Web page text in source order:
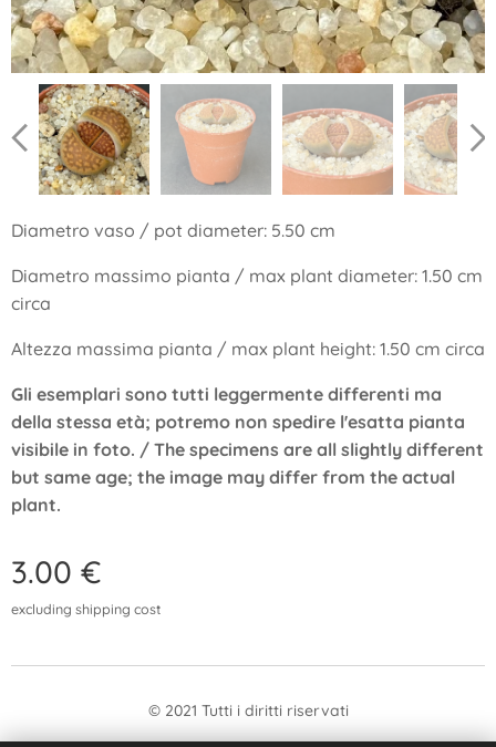
Diametro vaso / pot diameter: 5.50 cm
Diametro massimo pianta / max plant diameter: 1.50 cm
circa
Altezza massima pianta / max plant height: 1.50 cm circa
Gli esemplari sono tutti leggermente differenti ma
della stessa età; potremo non spedire l'esatta pianta
visibile in foto. / The specimens are all slightly different
but same age; the image may differ from the actual
plant.
3.00 €
excluding shipping cost
© 2021 Tutti i diritti riservati